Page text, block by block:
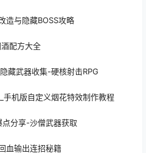
造与隐藏BOSS攻略
配方大全
藏武器收集-硬核射击RPG
机版自定义烟花特效制作教程
分享-沙僧武器获取
血输出连招秘籍